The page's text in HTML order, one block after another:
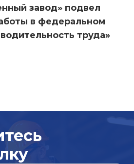
завод» подвел
в федеральном
труда»